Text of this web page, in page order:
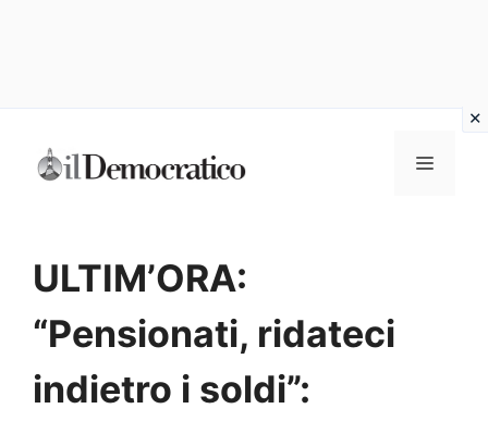
Menu
ULTIM’ORA:
“Pensionati, ridateci
indietro i soldi”: